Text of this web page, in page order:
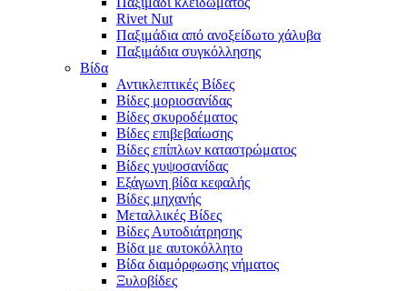
Rivet Nut
Παξιμάδια από ανοξείδωτο χάλυβα
Παξιμάδια συγκόλλησης
Βίδα
Αντικλεπτικές Βίδες
Βίδες μοριοσανίδας
Βίδες σκυροδέματος
Βίδες επιβεβαίωσης
Βίδες επίπλων καταστρώματος
Βίδες γυψοσανίδας
Εξάγωνη βίδα κεφαλής
Βίδες μηχανής
Μεταλλικές Βίδες
Βίδες Αυτοδιάτρησης
Βίδα με αυτοκόλλητο
Βίδα διαμόρφωσης νήματος
Ξυλοβίδες